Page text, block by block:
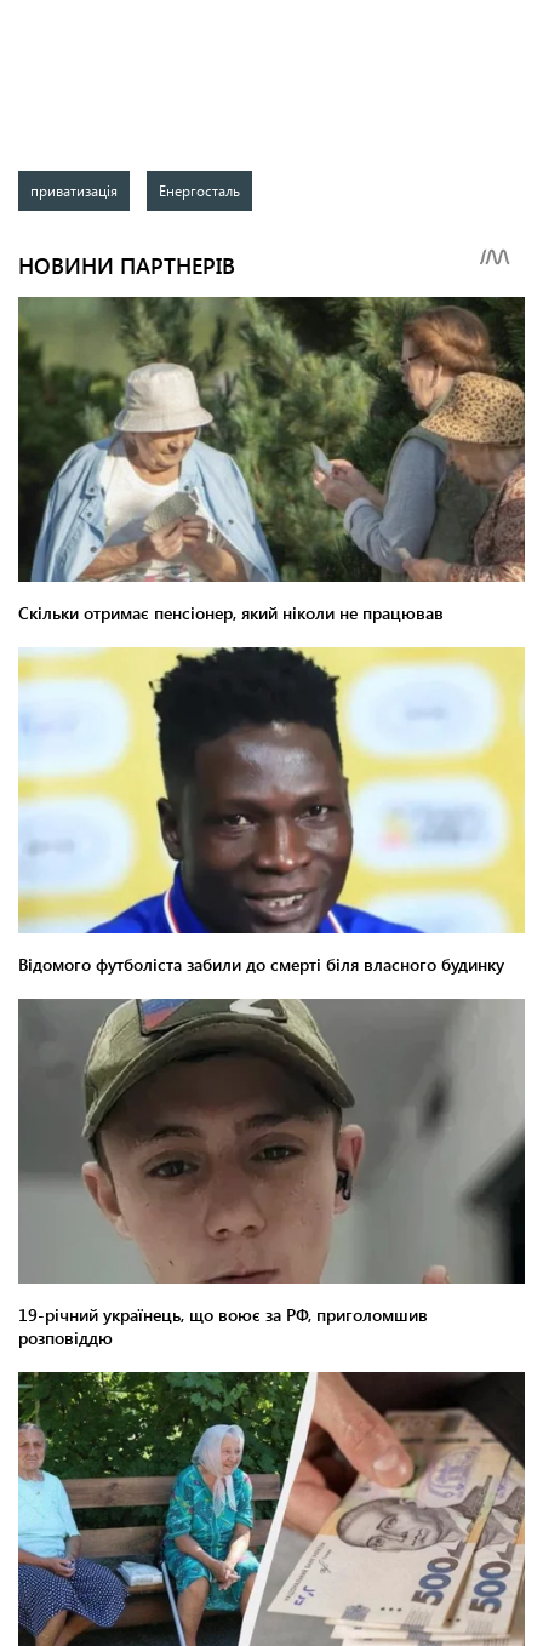
приватизація Енергосталь